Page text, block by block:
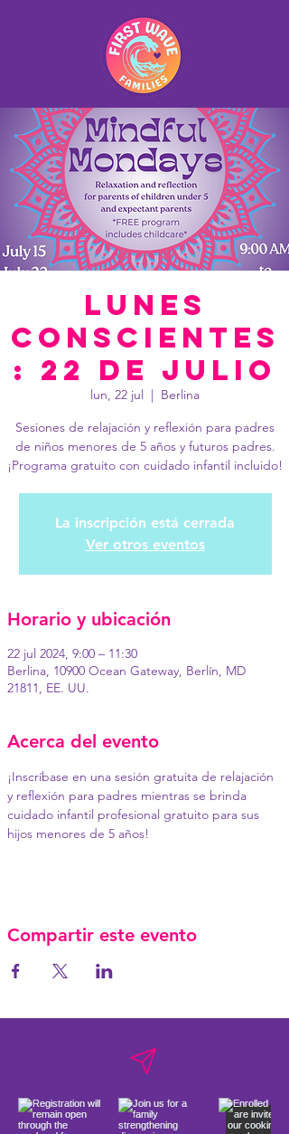
Lunes
conscientes
: 22 de julio
lun, 22 jul
  |
Berlina
Sesiones de relajación y reflexión para padres
de niños menores de 5 años y futuros padres.
¡Programa gratuito con cuidado infantil incluido!
La inscripción está cerrada
Ver otros eventos
Horario y ubicación
22 jul 2024, 9:00 – 11:30
Berlina, 10900 Ocean Gateway, Berlín, MD
21811, EE. UU.
Acerca del evento
¡Inscríbase en una sesión gratuita de relajación
y reflexión para padres mientras se brinda
cuidado infantil profesional gratuito para sus
hijos menores de 5 años!
Compartir este evento